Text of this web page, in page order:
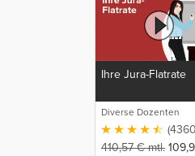
Ihre Jura-Flatrate
Diverse Dozenten
410,57€mtl.